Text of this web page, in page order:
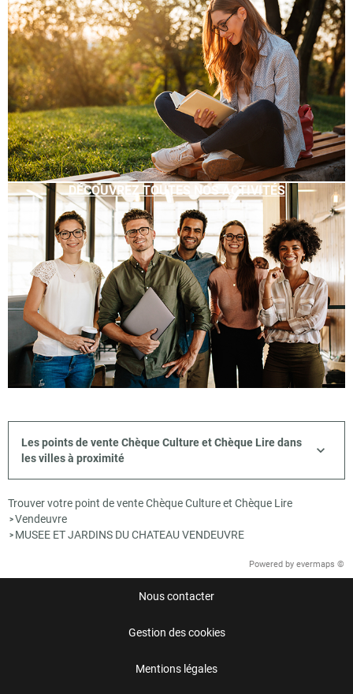
DÉCOUVREZ TOUTES NOS ACTIVITÉS
Les points de vente Chèque Culture et Chèque Lire dans
les villes à proximité
Trouver votre point de vente Chèque Culture et Chèque Lire
>Vendeuvre
> MUSEE ET JARDINS DU CHATEAU VENDEUVRE
Powered by evermaps ©
Nous contacter
Gestion des cookies
Mentions légales